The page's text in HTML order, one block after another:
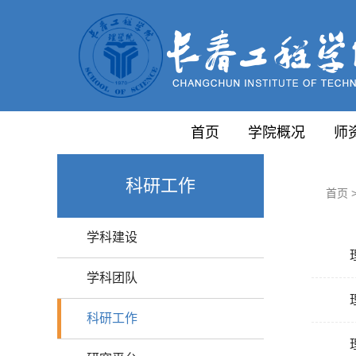
首页 学院概况 师
科研工作
学科建设
学科团队
科研工作
首页